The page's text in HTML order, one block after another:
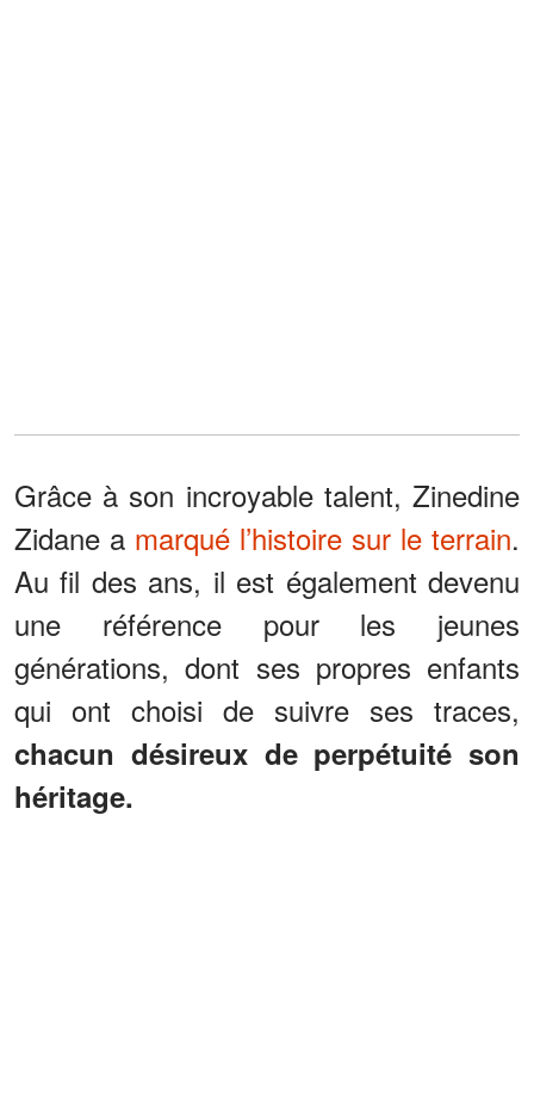
Grâce à son incroyable talent, Zinedine
Zidane a marqué l’histoire sur le terrain.
Au fil des ans, il est également devenu
une référence pour les jeunes
générations, dont ses propres enfants
qui ont choisi de suivre ses traces,
chacun désireux de perpétuité son
héritage.